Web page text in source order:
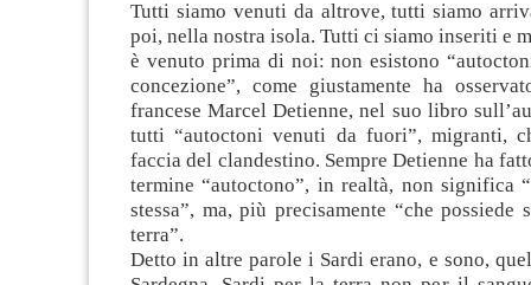
Tutti siamo venuti da altrove, tutti siamo
poi, nella nostra isola. Tutti ci siamo inseriti e
è venuto prima di noi: non esistono
concezione”, come giustamente ha
francese Marcel Detienne, nel suo libro
tutti “autoctoni venuti da fuori”, migranti,
faccia del clandestino. Sempre Detienne ha
termine “autoctono”, in realtà, non significa
stessa”, ma, più precisamente “che possiede
terra”.
Detto in altre parole i Sardi erano, e sono,